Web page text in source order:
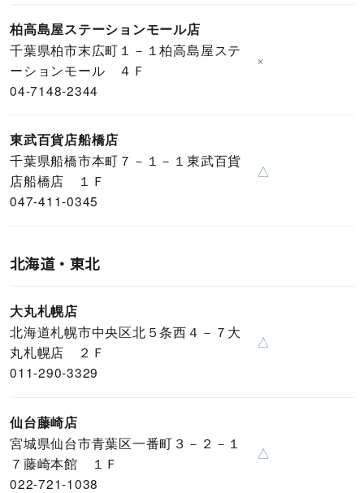
柏高島屋ステーションモール店
千葉県柏市末広町１－１柏高島屋ステ
ーションモール ４Ｆ
04-7148-2344
×
東武百貨店船橋店
千葉県船橋市本町７－１－１東武百貨
店船橋店 １Ｆ
047-411-0345
△
北海道・東北
大丸札幌店
北海道札幌市中央区北５条西４－７大
丸札幌店 ２Ｆ
011-290-3329
△
仙台藤崎店
宮城県仙台市青葉区一番町３－２－１
７藤崎本館 １Ｆ
022-721-1038
△